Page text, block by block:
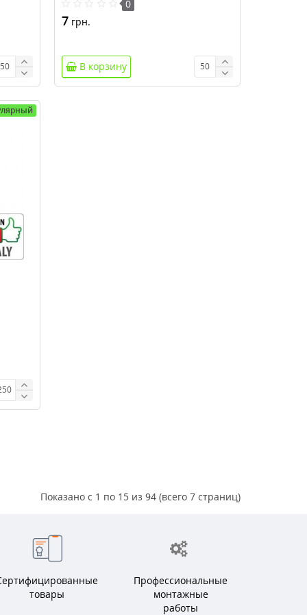
0
7грн.
В корзину
Показано с 1 по 15 из 94 (всего 7 страниц)
товары
Профессиональные
монтажные
работы